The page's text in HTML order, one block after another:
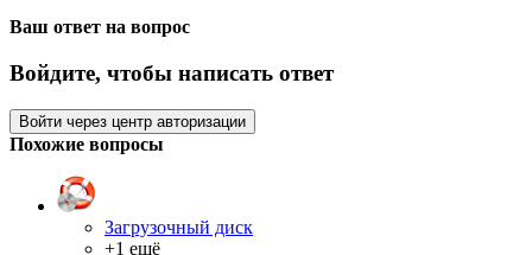
Ваш ответ на вопрос
Войдите, чтобы написать ответ
Войти через центр авторизации
Похожие вопросы
Загрузочный диск
+1 ещё